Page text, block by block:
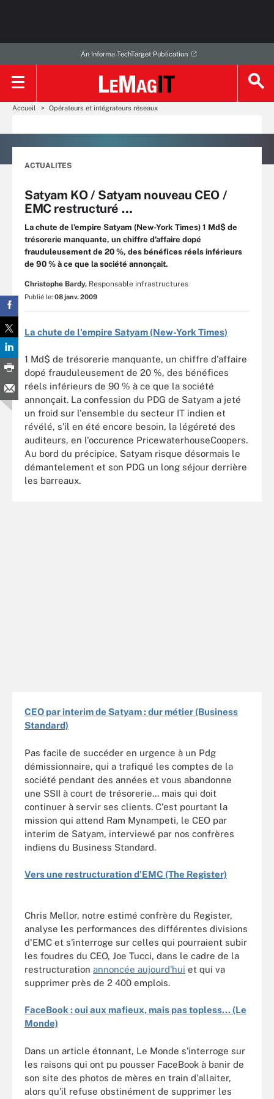
An Informa TechTarget Publication
Accueil Opérateurs et intégrateurs réseaux
ACTUALITES
Satyam KO / Satyam nouveau CEO /
EMC restructuré …
La chute de l'empire Satyam (New-York Times) 1 Md$ de
trésorerie manquante, un chiffre d'affaire dopé
frauduleusement de 20 %, des bénéfices réels inférieurs
de 90 % à ce que la société annonçait.
Christophe Bardy, Responsable infrastructures
Publié le: 08 janv. 2009
La chute de l'empire Satyam (New-York Times)
1 Md$ de trésorerie manquante, un chiffre d'affaire
dopé frauduleusement de 20 %, des bénéfices
réels inférieurs de 90 % à ce que la société
annonçait. La confession du PDG de Satyam a jeté
un froid sur l'ensemble du secteur IT indien et
révélé, s'il en été encore besoin, la légéreté des
auditeurs, en l'occurence PricewaterhouseCoopers.
Au bord du précipice, Satyam risque désormais le
démantelement et son PDG un long séjour derrière
les barreaux.
CEO par interim de Satyam : dur métier (Business
Standard)
Pas facile de succéder en urgence à un Pdg
démissionnaire, qui a trafiqué les comptes de la
société pendant des années et vous abandonne
une SSII à court de trésorerie... mais qui doit
continuer à servir ses clients. C'est pourtant la
mission qui attend Ram Mynampeti, le CEO par
interim de Satyam, interviewé par nos confrères
indiens du Business Standard.
Vers une restructuration d'EMC (The Register)
Chris Mellor, notre estimé confrère du Register,
analyse les performances des différentes divisions
d'EMC et s'interroge sur celles qui pourraient subir
les foudres du CEO, Joe Tucci, dans le cadre de la
restructuration annoncée aujourd'hui et qui va
supprimer près de 2 400 emplois.
FaceBook : oui aux mafieux, mais pas topless... (Le
Monde)
Dans un article étonnant, Le Monde s'interroge sur
les raisons qui ont pu pousser FaceBook à banir de
son site des photos de mères en train d'allaiter,
alors qu'il refuse obstinément de supprimer les